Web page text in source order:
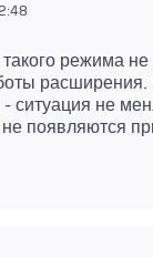
режима
расширения.
ситуация не
не появляются